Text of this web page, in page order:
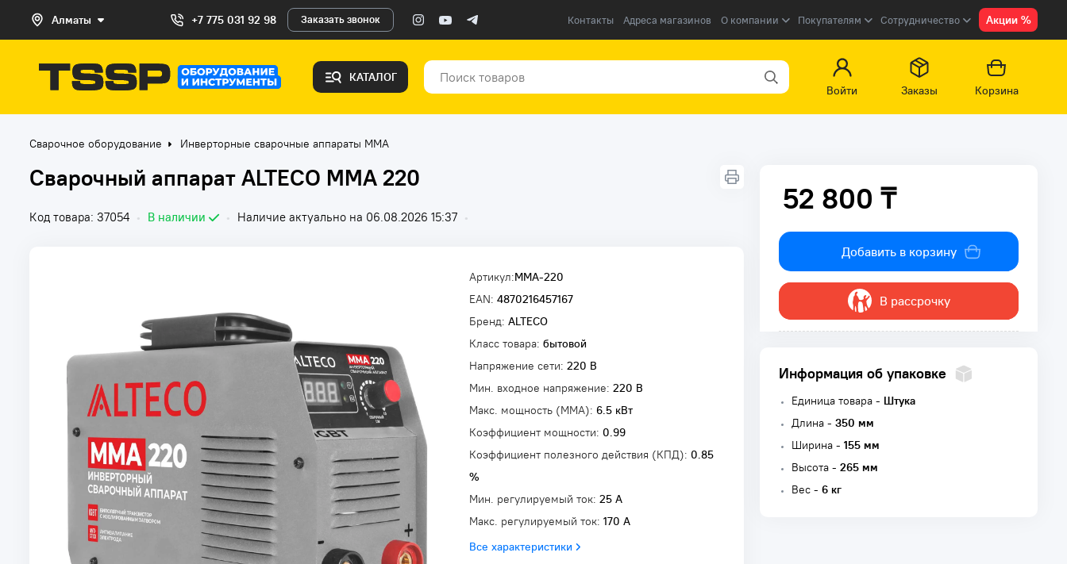
Алматы +7 775 031 92 98 Заказать звонок Контакты Адреса магазинов О компании Покупателям Сотрудничество Акции %
КАТАЛОГ
Войти
Заказы Корзина
Сварочное оборудование Инверторные сварочные аппараты ММА
Сварочный аппарат ALTECO MMA 220
Код товара: 37054 • В наличии • Наличие актуально на 06.08.2026 15:37 •
Артикул:MMA-220
EAN: 4870216457167
Бренд: ALTECO
Класс товара: бытовой
Напряжение сети: 220 В
Мин. входное напряжение: 220 В
Макс. мощность (MMA): 6.5 кВт
Коэффициент мощности: 0.99
Коэффициент полезного действия (КПД): 0.85
%
Мин. регулируемый ток: 25 А
Макс. регулируемый ток: 170 А
Все характеристики
52 800 ₸
52 800 ₸
Добавить в корзину
В рассрочку
Информация об упаковке
Единица товара - Штука
Длина - 350 мм
Ширина - 155 мм
Высота - 265 мм
Вес - 6 кг